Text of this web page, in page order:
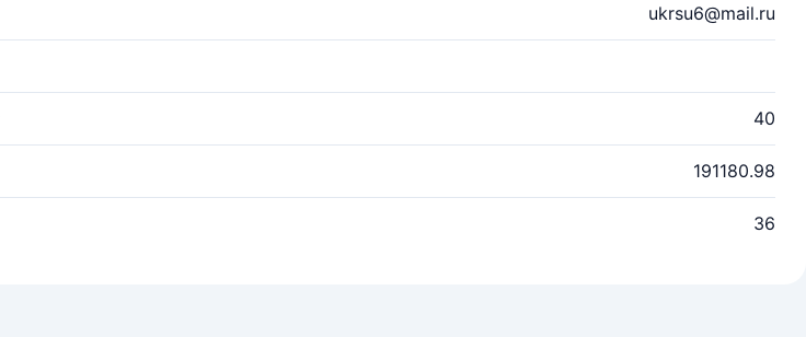
ukrsu6@mail.ru
40
191180.98
36